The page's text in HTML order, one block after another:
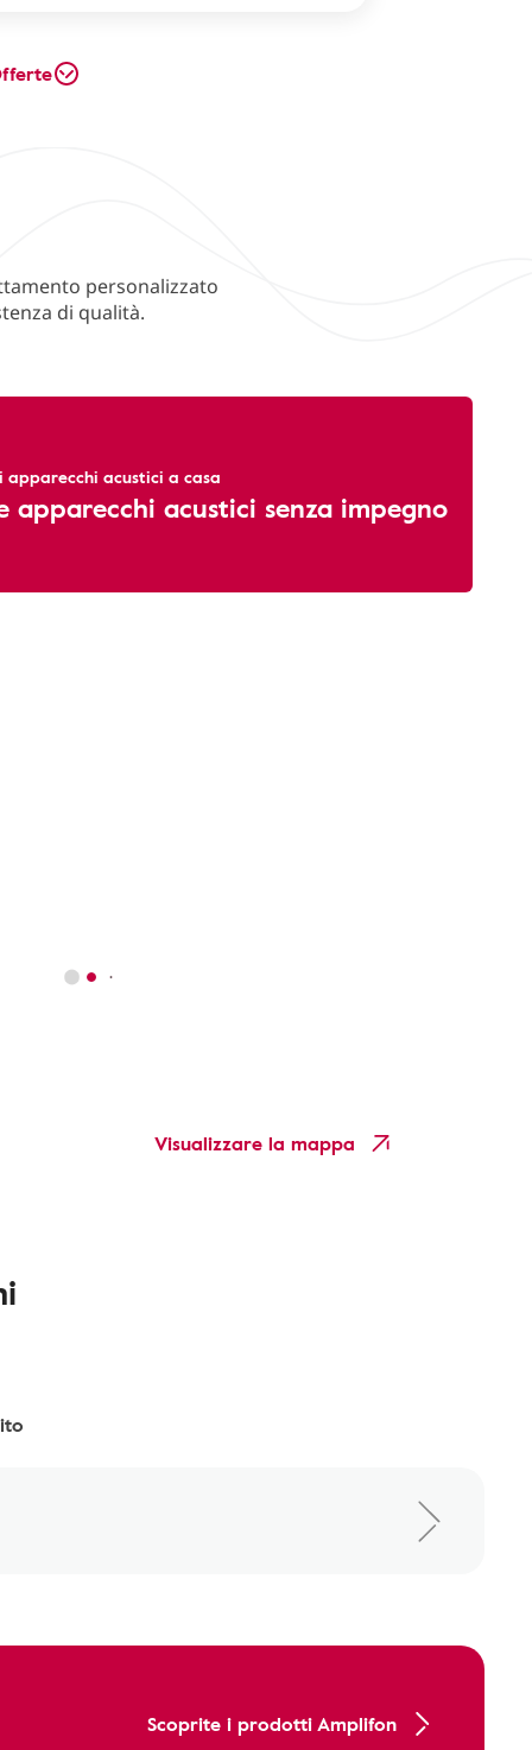
personalizzato
di qualità.
apparecchi acustici a casa
apparecchi acustici senza impegno
Visualizzare la mappa
Scoprite i prodotti Amplifon